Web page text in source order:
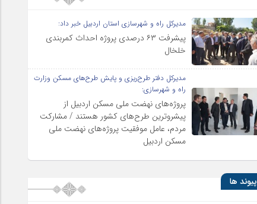
مدیرکل راه و شهرسازی استان اردبیل خبر داد:
پیشرفت ۶۳ درصدی پروژه احداث کمربندی
خلخال
مدیرکل دفتر طرح‌ریزی و پایش طرح‌های مسکن وزارت
راه و شهرسازی:
پروژه‌های نهضت ملی مسکن اردبیل از
پیشروترین طرح‌های کشور هستند / مشارکت
مردم، عامل موفقیت پروژه‌های نهضت ملی
مسکن اردبیل
پیوند ها